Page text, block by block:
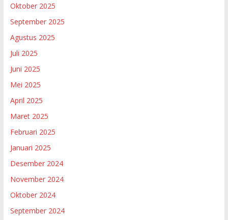
Oktober 2025
September 2025
Agustus 2025
Juli 2025
Juni 2025
Mei 2025
April 2025
Maret 2025
Februari 2025
Januari 2025
Desember 2024
November 2024
Oktober 2024
September 2024